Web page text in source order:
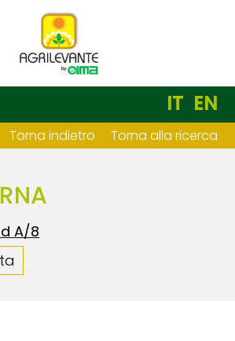
IT EN
Torna indietro Torna alla ricerca
A/8